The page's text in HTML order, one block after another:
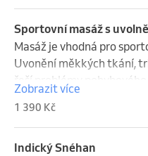
Sportovní masáž s
Masáž je vhodná pro
Uvonění měkkých tkání,
řeší problémy pohybového
v ceně:
- konzultace
- diagnostika
- baňkování
Zobrazit více
1 390 Kč
Indický Snéhan